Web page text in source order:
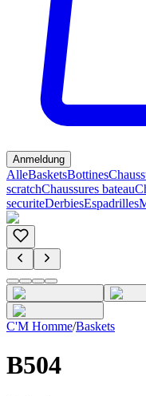
Anmeldung
AlleBasketsBottines
scratchChaussures bateau
securiteDerbiesEspadrilles
C'M Homme/Baskets
B504